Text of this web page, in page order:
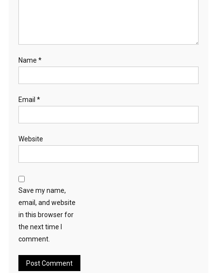
Name *
Email *
Website
Save my name,
email, and website
in this browser for
the next time I
comment.